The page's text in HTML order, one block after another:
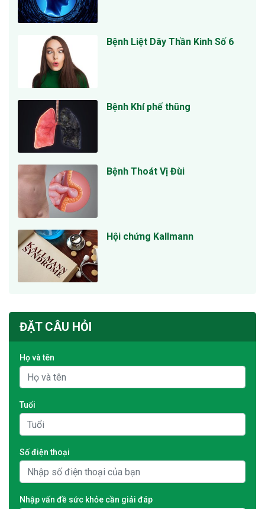
Bệnh Liệt Dây Thần Kinh Số 6
Bệnh Khí phế thũng
Bệnh Thoát Vị Đùi
Hội chứng Kallmann
ĐẶT CÂU HỎI
Họ và tên
Tuổi
Số điện thoại
Nhập vấn đề sức khỏe cần giải đáp